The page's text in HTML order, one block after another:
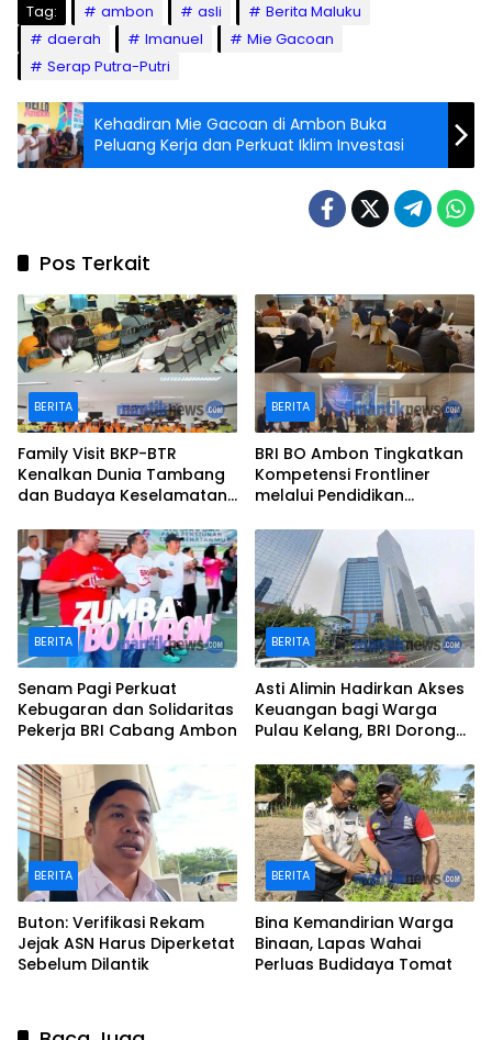
Tag: ambon asli
Berita Maluku
daerah
Imanuel
Mie Gacoan
Serap Putra-Putri
Kehadiran Mie Gacoan di Ambon Buka
Peluang Kerja dan Perkuat Iklim Investasi
Pos Terkait
BERITA
Family Visit BKP-BTR
Kenalkan Dunia Tambang
dan Budaya Keselamatan
Karyawan
BERITA
BRI BO Ambon Tingkatkan
Kompetensi Frontliner
melalui Pendidikan
BERITA
Senam Pagi Perkuat
Kebugaran dan Solidaritas
Pekerja BRI Cabang Ambon
BERITA
Asti Alimin Hadirkan Akses
Keuangan bagi Warga
Pulau Kelang, BRI Dorong
Kepulauan
BERITA
Buton: Verifikasi Rekam
Jejak ASN Harus Diperketat
Sebelum Dilantik
BERITA
Bina Kemandirian Warga
Binaan, Lapas Wahai
Perluas Budidaya Tomat